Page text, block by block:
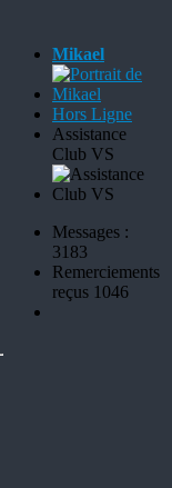
Mikael
Hors Ligne
Assistance
Club VS
Messages :
3183
Remerciements
reçus 1046